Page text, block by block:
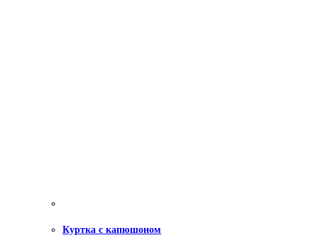
Куртка с капюшоном